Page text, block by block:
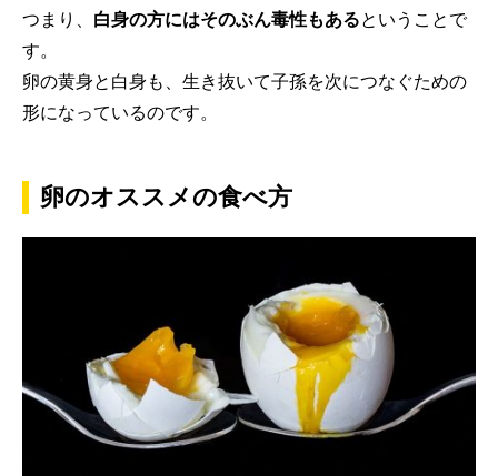
つまり、 白身の方にはそのぶん毒性もあるということで
す。
卵の黄身と白身も、生き抜いて子孫を次につなぐための
形になっているのです。
卵のオススメの食べ方